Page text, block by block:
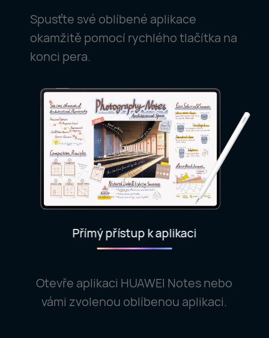
Spusťte své oblíbené aplikace
okamžitě pomocí rychlého tlačítka na
konci pera.
Otevře aplikaci HUAWEI Notes nebo
vámi zvolenou oblíbenou aplikaci.
Přímý přístup k aplikaci